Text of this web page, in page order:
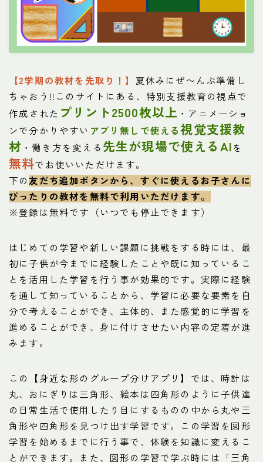
【2学期の教材を先取り！】 夏休みにぜ〜んぶ準備し
ちゃおう!!このサイトにある、特別支援教育の視点で
作成された プリント2500枚以上 ・アニメーショ
ンで分かりやすい アプリ無しで使える視覚支援教
材 ・働き方を変える 先生が現場で使えるAIを
無料でお使いいただけます。
下の 友だち追加ボタンから、すぐに使えるお子さんに
ぴったりの教材を無料で利用いただけます。
※登録は無料です（いつでも停止できます）
はじめての学習や新しい課題に挑戦をする時には、最
初に子供が今までに経験したことや既に知っているこ
とを活用した学習を行う事が効果的です。実際に経験
を通して知っていることから、学習に必要な要素を自
分で考えることができ、主体的、また感覚的に学習を
進めることができ、身に付けさせたい内容の定着が進
みます。
この【身近な形のグループ分けアプリ】では、時計は
丸、おにぎりは三角形、絵本は四角形のように子供達
の日常生活で使用したり目にするものの中から丸や三
角形や四角形を見つけ出す学習です。この学習を図形
学習を始めるまでに行う事で、体験を知識に変えるこ
とができます。また、図形の学習で学ぶ時には「三角